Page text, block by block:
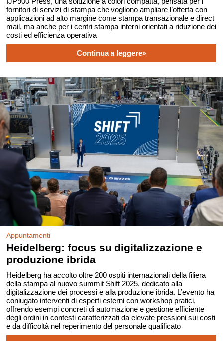
fornitori di servizi di stampa che vogliono ampliare l’offerta con
applicazioni ad alto margine come stampa transazionale e direct
mail, ma anche per i centri stampa interni orientati a riduzione dei
costi ed efficienza operativa
Continua a leggere»
Appuntamenti
Heidelberg: focus su digitalizzazione e
produzione ibrida
Heidelberg ha accolto oltre 200 ospiti internazionali della filiera
della stampa al nuovo summit Shift 2025, dedicato alla
digitalizzazione dei processi e alla produzione ibrida. L’evento ha
coniugato interventi di esperti esterni con workshop pratici,
offrendo esempi concreti di automazione e gestione efficiente
degli ordini in contesti caratterizzati da elevate pressioni sui costi
e da difficoltà nel reperimento del personale qualificato